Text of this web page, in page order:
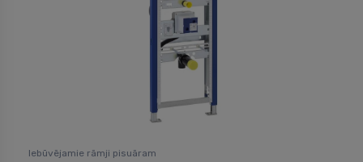
Iebūvējamie rāmji pisuāram